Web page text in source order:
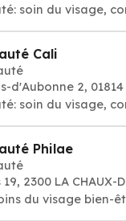
soin du visage,
Cali
d'Aubonne 2, 01814
soin du visage,
Philae
2300 LA CHAUX-
soins du